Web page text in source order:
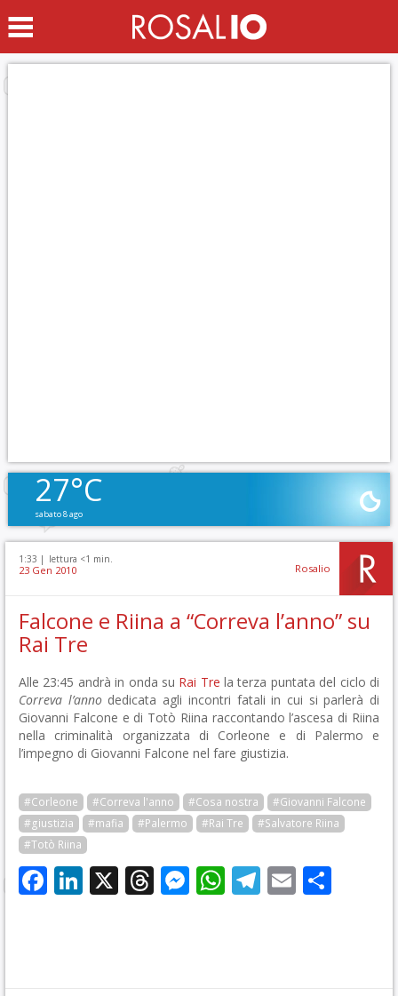
27°C
sabato 8 ago
1:33 | lettura <1 min.
23 Gen 2010 Rosalio
Falcone e Riina a “Correva l’anno” su
Rai Tre
Alle 23:45 andrà in onda su Rai Tre la terza puntata del ciclo di
Correva l’annodedicata agli incontri fatali in cui si parlerà di
Giovanni Falcone e di Totò Riina raccontando l’ascesa di Riina
nella criminalità organizzata di Corleone e di Palermo e
l’impegno di Giovanni Falcone nel fare giustizia.
#Corleone #Correva l'anno #Cosa nostra
#Giovanni Falcone
#giustizia
#mafia #Palermo #Rai Tre
#Salvatore Riina
#Totò Riina
Facebook
LinkedIn
X Threads
Messenger
WhatsApp
Telegram
Email